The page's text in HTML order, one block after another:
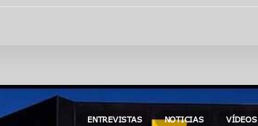
ENTREVISTAS NOTICIAS VÍDEOS